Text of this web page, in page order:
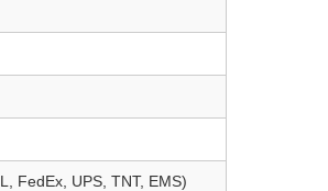
FedEx, UPS, TNT, EMS)